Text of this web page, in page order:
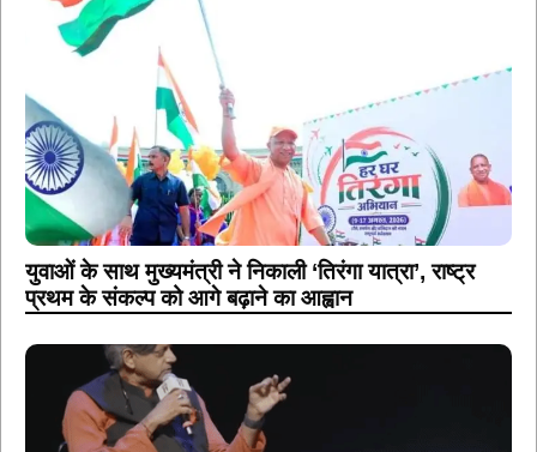
युवाओं के साथ मुख्यमंत्री ने निकाली ‘तिरंगा यात्रा’, राष्ट्र
प्रथम के संकल्प को आगे बढ़ाने का आह्वान